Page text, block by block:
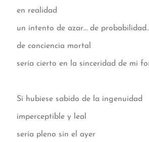
en realidad
un intento de azar… de
de conciencia mortal
sería cierto en la sinceridad de mi
Si hubiese sabido de la ingenuidad
imperceptible y leal
sería pleno sin el ayer